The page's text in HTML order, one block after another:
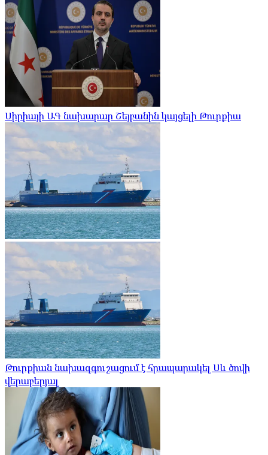
Սիրիայի ԱԳ նախարար Շեյբանին կայցելի Թուրքիա
Թուրքիան նախազգուշացում է հրապարակել Սև ծովի
վերաբերյալ